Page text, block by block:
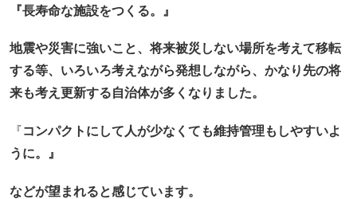
『長寿命な施設をつくる。』
地震や災害に強いこと、将来被災しない場所を考えて移転
する等、いろいろ考えながら発想しながら、かなり先の将
来も考え更新する自治体が多くなりました。
『コンパクトにして人が少なくても維持管理もしやすいよ
うに。』
などが望まれると感じています。